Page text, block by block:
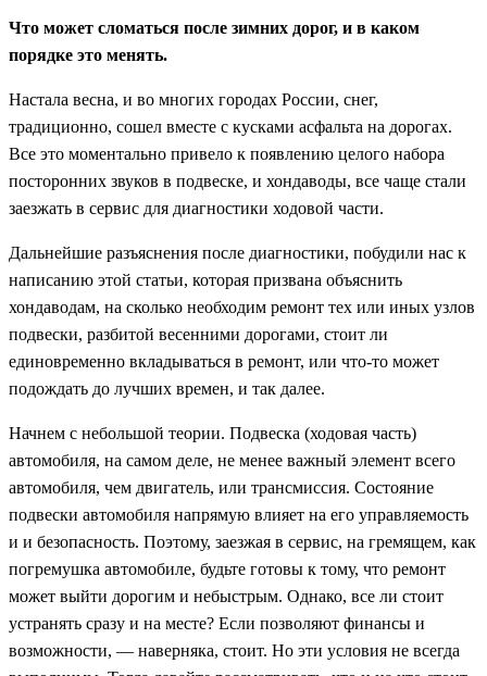
Что может сломаться после зимних дорог, и в каком
порядке это менять.
Настала весна, и во многих городах России, снег,
традиционно, сошел вместе с кусками асфальта на дорогах.
Все это моментально привело к появлению целого набора
посторонних звуков в подвеске, и хондаводы, все чаще стали
заезжать в сервис для диагностики ходовой части.
Дальнейшие разъяснения после диагностики, побудили нас к
написанию этой статьи, которая призвана объяснить
хондаводам, на сколько необходим ремонт тех или иных узлов
подвески, разбитой весенними дорогами, стоит ли
единовременно вкладываться в ремонт, или что-то может
подождать до лучших времен, и так далее.
Начнем с небольшой теории. Подвеска (ходовая часть)
автомобиля, на самом деле, не менее важный элемент всего
автомобиля, чем двигатель, или трансмиссия. Состояние
подвески автомобиля напрямую влияет на его управляемость
и и безопасность. Поэтому, заезжая в сервис, на гремящем, как
погремушка автомобиле, будьте готовы к тому, что ремонт
может выйти дорогим и небыстрым. Однако, все ли стоит
устранять сразу и на месте? Если позволяют финансы и
возможности, — наверняка, стоит. Но эти условия не всегда